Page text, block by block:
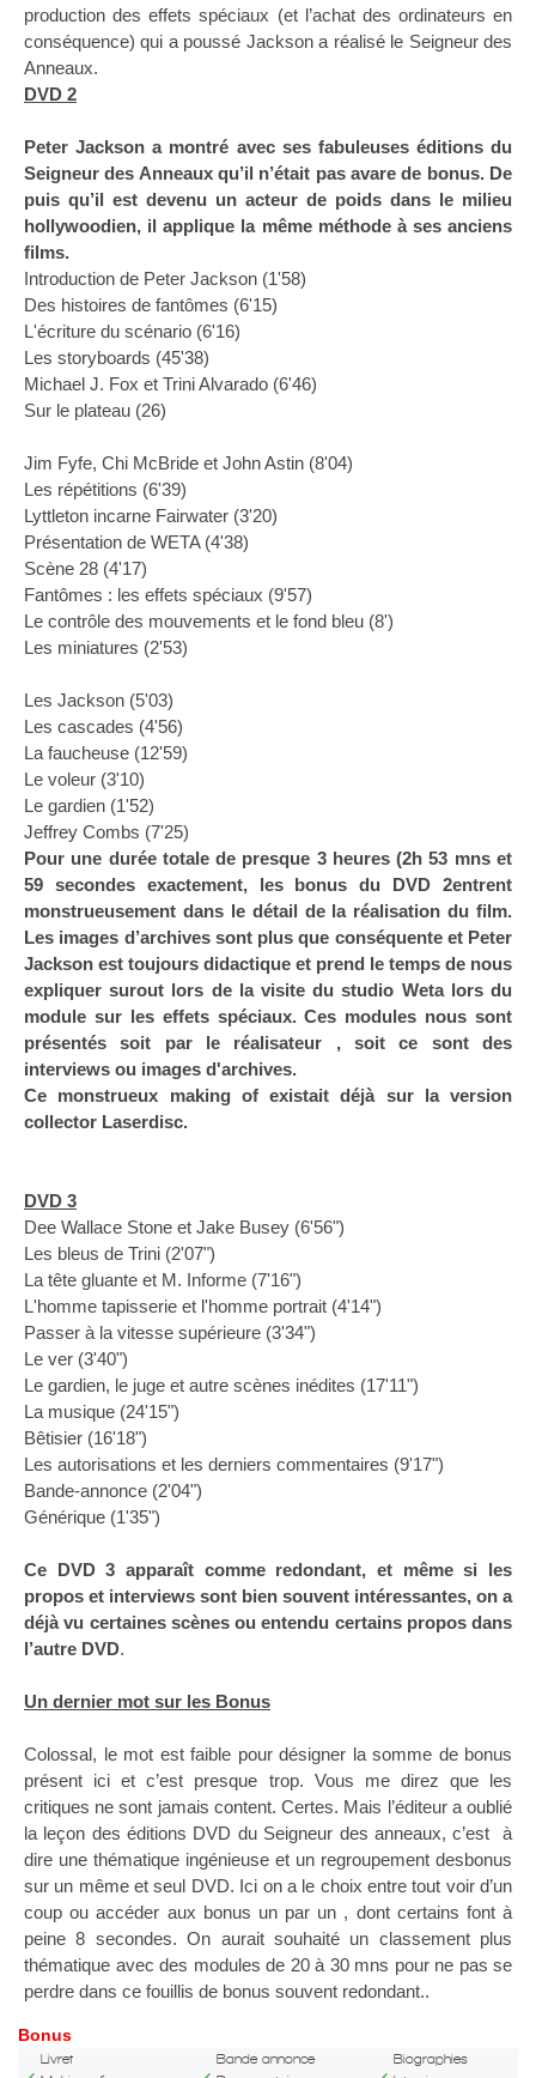
production des effets spéciaux (et l’achat des ordinateurs en
conséquence) qui a poussé Jackson a réalisé le Seigneur des
Anneaux.
DVD 2
Peter Jackson a montré avec ses fabuleuses éditions du
Seigneur des Anneaux qu’il n’était pas avare de bonus. De
puis qu’il est devenu un acteur de poids dans le milieu
hollywoodien, il applique la même méthode à ses anciens
films.
Introduction de Peter Jackson (1'58)
Des histoires de fantômes (6'15)
L'écriture du scénario (6'16)
Les storyboards (45'38)
Michael J. Fox et Trini Alvarado (6'46)
Sur le plateau (26)
Jim Fyfe, Chi McBride et John Astin (8'04)
Les répétitions (6'39)
Lyttleton incarne Fairwater (3'20)
Présentation de WETA (4'38)
Scène 28 (4'17)
Fantômes : les effets spéciaux (9'57)
Le contrôle des mouvements et le fond bleu (8')
Les miniatures (2'53)
Les Jackson (5'03)
Les cascades (4'56)
La faucheuse (12'59)
Le voleur (3'10)
Le gardien (1'52)
Jeffrey Combs (7'25)
Pour une durée totale de presque 3 heures (2h 53 mns et
59 secondes exactement, les bonus du DVD 2entrent
monstrueusement dans le détail de la réalisation du film.
Les images d’archives sont plus que conséquente et Peter
Jackson est toujours didactique et prend le temps de nous
expliquer surout lors de la visite du studio Weta lors du
module sur les effets spéciaux. Ces modules nous sont
présentés soit par le réalisateur , soit ce sont des
interviews ou images d'archives.
Ce monstrueux making of existait déjà sur la version
collector Laserdisc.
DVD 3
Dee Wallace Stone et Jake Busey (6'56")
Les bleus de Trini (2'07")
La tête gluante et M. Informe (7'16")
L'homme tapisserie et l'homme portrait (4'14")
Passer à la vitesse supérieure (3'34")
Le ver (3'40")
Le gardien, le juge et autre scènes inédites (17'11")
La musique (24'15")
Bêtisier (16'18")
Les autorisations et les derniers commentaires (9'17")
Bande-annonce (2'04")
Générique (1'35")
Ce DVD 3 apparaît comme redondant, et même si les
propos et interviews sont bien souvent intéressantes, on a
déjà vu certaines scènes ou entendu certains propos dans
l’autre DVD.
Un dernier mot sur les Bonus
Colossal, le mot est faible pour désigner la somme de bonus
présent ici et c’est presque trop. Vous me direz que les
critiques ne sont jamais content. Certes. Mais l’éditeur a oublié
la leçon des éditions DVD du Seigneur des anneaux, c’est à
dire une thématique ingénieuse et un regroupement desbonus
sur un même et seul DVD. Ici on a le choix entre tout voir d’un
coup ou accéder aux bonus un par un , dont certains font à
peine 8 secondes. On aurait souhaité un classement plus
thématique avec des modules de 20 à 30 mns pour ne pas se
perdre dans ce fouillis de bonus souvent redondant..
Bonus
Livret Bande annonce
Biographies